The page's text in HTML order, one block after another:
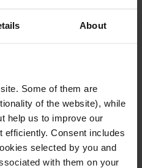
About
Some of them are
of the website), while
help us to improve our
efficiently. Consent includes
selected by you and
with them on your
der Außenseite der Fenster
den Standort achten:
angebracht werden, um die Tiere
locken.
um Vogel und Fenster vor
zu bewahren.
Foto: © Andreas Agne / pixelio.de